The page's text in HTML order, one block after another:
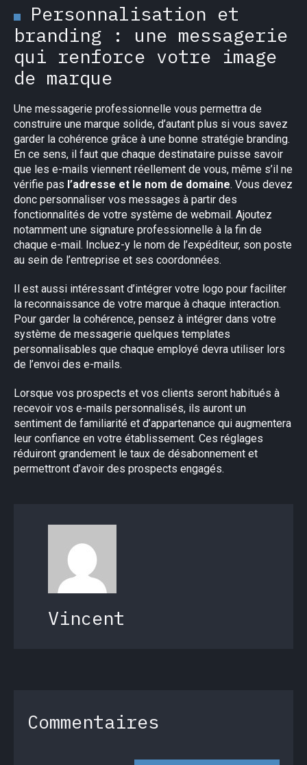
Personnalisation et
branding : une messagerie
qui renforce votre image
de marque
Une messagerie professionnelle vous permettra de
construire une marque solide, d’autant plus si vous savez
garder la cohérence grâce à une bonne stratégie branding.
En ce sens, il faut que chaque destinataire puisse savoir
que les e-mails viennent réellement de vous, même s’il ne
vérifie pas l’adresse et le nom de domaine. Vous devez
donc personnaliser vos messages à partir des
fonctionnalités de votre système de webmail. Ajoutez
notamment une signature professionnelle à la fin de
chaque e-mail. Incluez-y le nom de l’expéditeur, son poste
au sein de l’entreprise et ses coordonnées.
Il est aussi intéressant d’intégrer votre logo pour faciliter
la reconnaissance de votre marque à chaque interaction.
Pour garder la cohérence, pensez à intégrer dans votre
système de messagerie quelques templates
personnalisables que chaque employé devra utiliser lors
de l’envoi des e-mails.
Lorsque vos prospects et vos clients seront habitués à
recevoir vos e-mails personnalisés, ils auront un
sentiment de familiarité et d’appartenance qui augmentera
leur confiance en votre établissement. Ces réglages
réduiront grandement le taux de désabonnement et
permettront d’avoir des prospects engagés.
Vincent
Commentaires